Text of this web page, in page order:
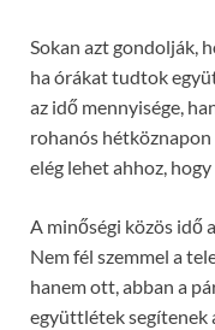
Sokan azt gondolják,
ha órákat tudtok
az idő mennyisége,
rohanós
elég lehet ahhoz,
A minőségi közös idő
Nem fél szemmel a
hanem ott, abban a
együttlétek segítenek